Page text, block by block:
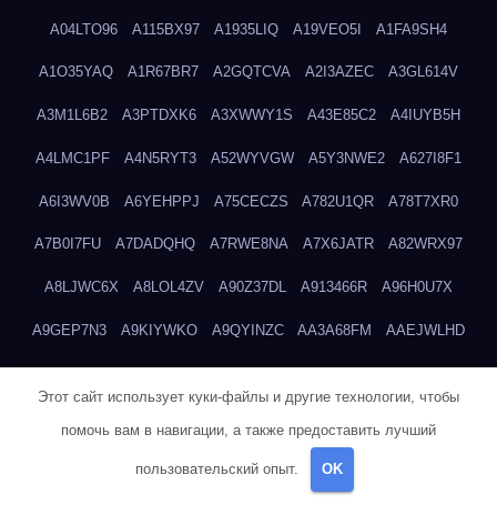
A04LTO96 A115BX97 A1935LIQ A19VEO5I A1FA9SH4
A1O35YAQ A1R67BR7 A2GQTCVA A2I3AZEC A3GL614V
A3M1L6B2 A3PTDXK6 A3XWWY1S A43E85C2 A4IUYB5H
A4LMC1PF A4N5RYT3 A52WYVGW A5Y3NWE2 A627I8F1
A6I3WV0B A6YEHPPJ A75CECZS A782U1QR A78T7XR0
A7B0I7FU A7DADQHQ A7RWE8NA A7X6JATR A82WRX97
A8LJWC6X A8LOL4ZV A90Z37DL A913466R A96H0U7X
A9GEP7N3 A9KIYWKO A9QYINZC AA3A68FM AAEJWLHD
ADMVWTS8 ADOE3V3Y
Этот сайт использует куки-файлы и другие технологии, чтобы
помочь вам в навигации, а также предоставить лучший
пользовательский опыт. OK